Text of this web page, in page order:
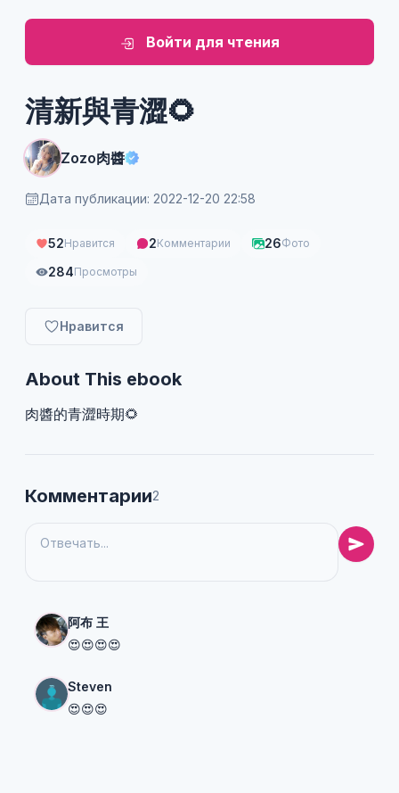
Войти для чтения
清新與青澀🌻
Zozo肉醬
Дата публикации: 2022-12-20 22:58
52Нравится 2Комментарии 26Фото
284Просмотры
Нравится
About This ebook
肉醬的青澀時期🌻
Комментарии2
阿布 王
😍😍😍😍
Steven
😍😍😍